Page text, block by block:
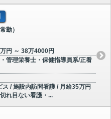
勤）
円 ～ 38万4000円
管理栄養士・保健指導員系/正看
ス / 施設内訪問看護 / 月給35万円
れ目ない看護・...